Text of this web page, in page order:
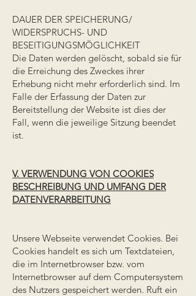
DAUER DER SPEICHERUNG/
WIDERSPRUCHS- UND
BESEITIGUNGSMÖGLICHKEIT
Die Daten werden gelöscht, sobald sie für
die Erreichung des Zweckes ihrer
Erhebung nicht mehr erforderlich sind. Im
Falle der Erfassung der Daten zur
Bereitstellung der Website ist dies der
Fall, wenn die jeweilige Sitzung beendet
ist.
V. VERWENDUNG VON COOKIES
BESCHREIBUNG UND UMFANG DER
DATENVERARBEITUNG
Unsere Webseite verwendet Cookies. Bei
Cookies handelt es sich um Textdateien,
die im Internetbrowser bzw. vom
Internetbrowser auf dem Computersystem
des Nutzers gespeichert werden. Ruft ein